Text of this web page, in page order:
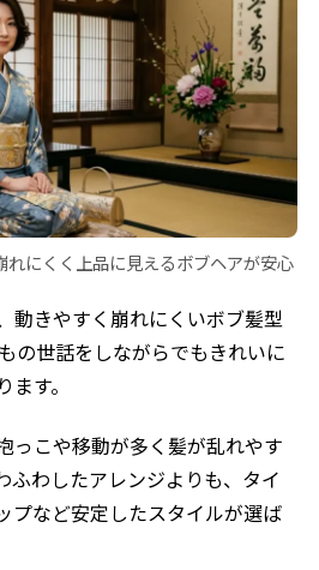
にくく上品に見えるボブヘアが安心
動きやすく崩れにくいボブ髪型
の世話をしながらでもきれいに
す。
っこや移動が多く髪が乱れやす
ふわしたアレンジよりも、タイ
プなど安定したスタイルが選ば